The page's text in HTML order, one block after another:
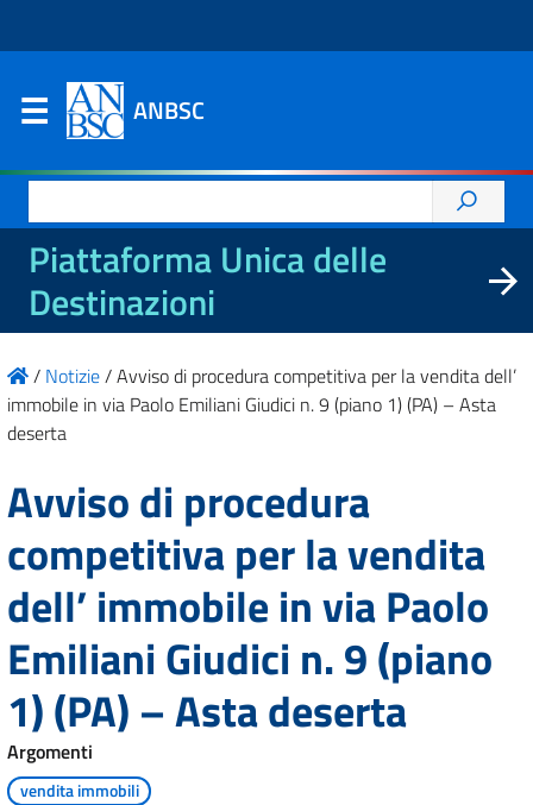
ANBSC
per:
Piattaforma Unica delle
Destinazioni
/ Notizie/Avviso di procedura competitiva per la vendita dell’
immobile in via Paolo Emiliani Giudici n. 9 (piano 1) (PA) – Asta
deserta
Avviso di procedura
competitiva per la vendita
dell’ immobile in via Paolo
Emiliani Giudici n. 9 (piano
1) (PA) – Asta deserta
Argomenti
vendita immobili